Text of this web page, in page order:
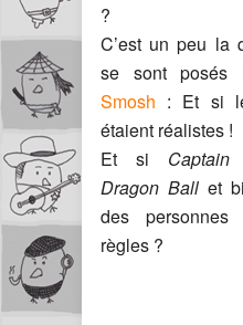
?
C’est un peu la
se sont posés
Smosh : Et si
étaient réalistes !
Et si Captain
Dragon Ball et
des
règles ?